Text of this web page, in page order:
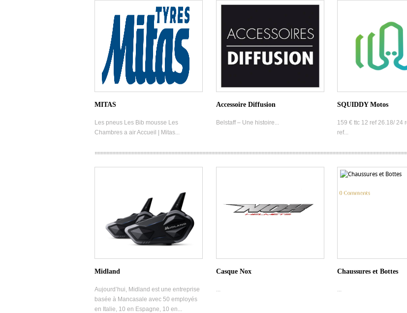
MITAS
Les pneus Les Bib mousse Les
Chambres a air Accueil | Mitas...
Accessoire Diffusion
Belstaff – Une histoire...
SQUIDDY Motos
159 € ttc 12 ref 26.18/ 24
ref...
Midland
Aujourd’hui, Midland est une entreprise
basée à Mancasale avec 50 employés
en Italie, 10 en Espagne, 10 en...
Casque Nox
...
0 Comments
Chaussures et Bottes
...